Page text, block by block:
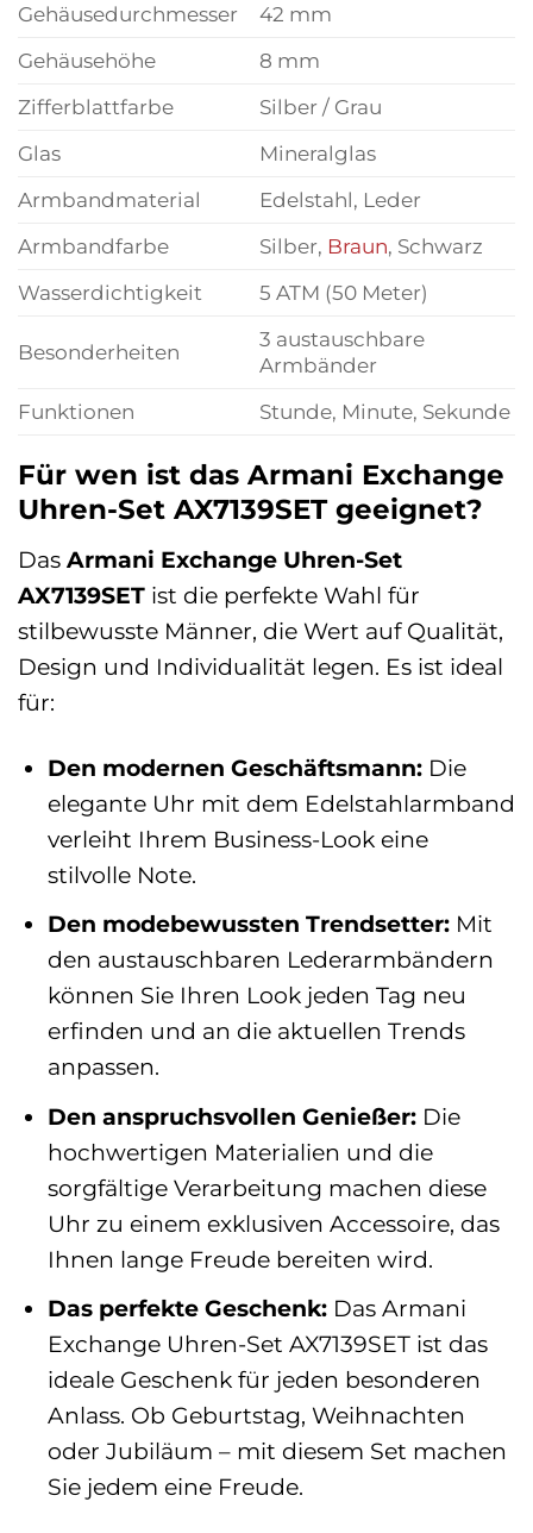
Gehäusedurchmesser
42 mm
Gehäusehöhe
8 mm
Zifferblattfarbe
Silber / Grau
Glas
Mineralglas
Armbandmaterial
Edelstahl, Leder
Armbandfarbe
Silber, Braun, Schwarz
Wasserdichtigkeit
5 ATM (50 Meter)
Besonderheiten
3 austauschbare
Armbänder
Funktionen
Stunde, Minute, Sekunde
Für wen ist das Armani Exchange
Uhren-Set AX7139SET geeignet?
Das Armani Exchange Uhren-Set
AX7139SET ist die perfekte Wahl für
stilbewusste Männer, die Wert auf Qualität,
Design und Individualität legen. Es ist ideal
für:
Den modernen Geschäftsmann:Die
elegante Uhr mit dem Edelstahlarmband
verleiht Ihrem Business-Look eine
stilvolle Note.
Den modebewussten Trendsetter:Mit
den austauschbaren Lederarmbändern
können Sie Ihren Look jeden Tag neu
erfinden und an die aktuellen Trends
anpassen.
Den anspruchsvollen Genießer:Die
hochwertigen Materialien und die
sorgfältige Verarbeitung machen diese
Uhr zu einem exklusiven Accessoire, das
Ihnen lange Freude bereiten wird.
Das perfekte Geschenk:Das Armani
Exchange Uhren-Set AX7139SET ist das
ideale Geschenk für jeden besonderen
Anlass. Ob Geburtstag, Weihnachten
oder Jubiläum – mit diesem Set machen
Sie jedem eine Freude.